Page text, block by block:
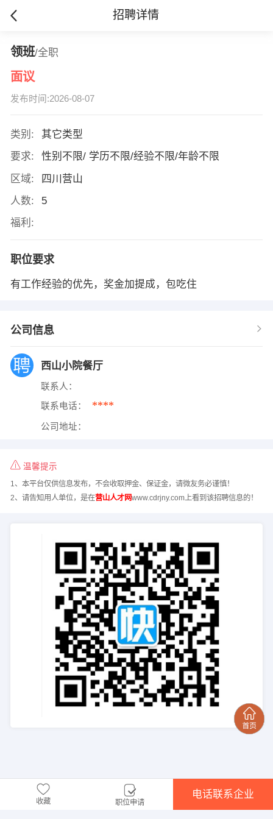
招聘详情
领班/全职
面议
发布时间:2026-08-07
类别:
其它类型
要求:
性别不限/ 学历不限/经验不限/年龄不限
区域:
四川营山
人数:
5
福利:
职位要求
有工作经验的优先，奖金加提成，包吃住
公司信息
西山小院餐厅
联系人：
联系电话： ****
公司地址：
温馨提示
1、本平台仅供信息发布，不会收取押金、保证金，请微友务必谨慎！
2、请告知用人单位，是在营山人才网www.cdrjny.com上看到该招聘信息的！
收藏 职位申请
电话联系企业